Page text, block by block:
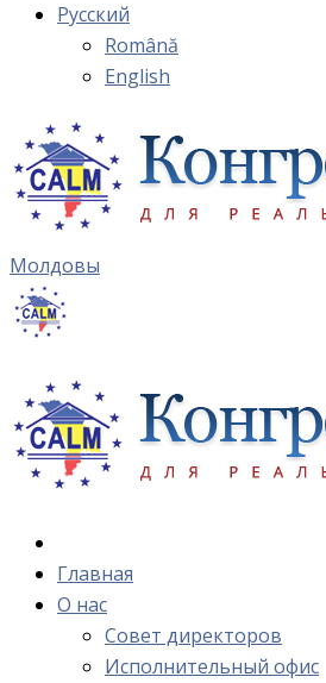
Русский
Română
English
Молдовы
Главная
О нас
Cовет директоров
Исполнительный офис